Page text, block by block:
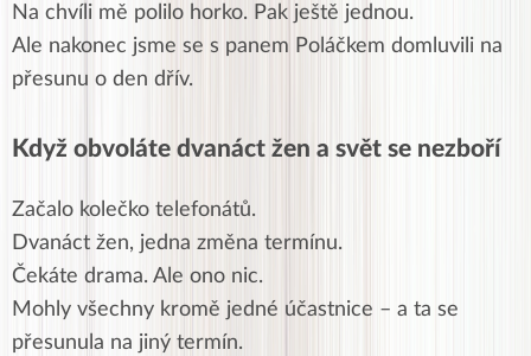
Na chvíli mě polilo horko. Pak ještě jednou.
Ale nakonec jsme se s panem Poláčkem domluvili na
přesunu o den dřív.
Když obvoláte dvanáct žen a svět se nezboří
Začalo kolečko telefonátů.
Dvanáct žen, jedna změna termínu.
Čekáte drama. Ale ono nic.
Mohly všechny kromě jedné účastnice – a ta se
přesunula na jiný termín.